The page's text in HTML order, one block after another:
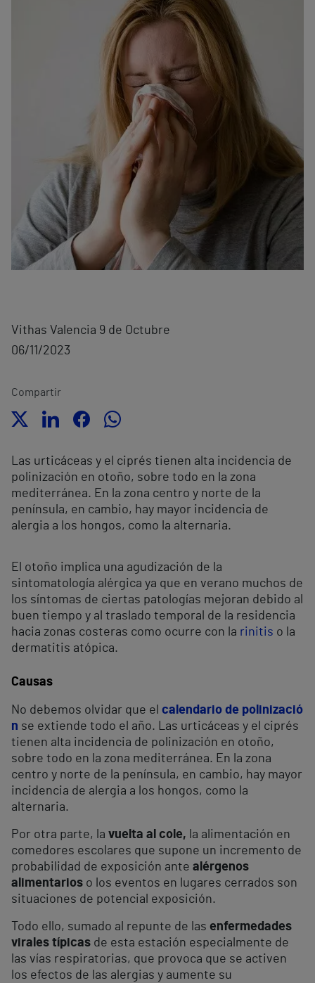
Vithas Valencia 9 de Octubre
06/11/2023
Compartir
Las urticáceas y el ciprés tienen alta incidencia de
polinización en otoño, sobre todo en la zona
mediterránea. En la zona centro y norte de la
península, en cambio, hay mayor incidencia de
alergia a los hongos, como la alternaria.
El otoño implica una agudización de la
sintomatología alérgica ya que en verano muchos de
los síntomas de ciertas patologías mejoran debido al
buen tiempo y al traslado temporal de la residencia
hacia zonas costeras como ocurre con la rinitis o la
dermatitis atópica.
Causas
No debemos olvidar que el calendario de polinizació
n se extiende todo el año. Las urticáceas y el ciprés
tienen alta incidencia de polinización en otoño,
sobre todo en la zona mediterránea. En la zona
centro y norte de la península, en cambio, hay mayor
incidencia de alergia a los hongos, como la
alternaria.
Por otra parte, la vuelta al cole, la alimentación en
comedores escolares que supone un incremento de
probabilidad de exposición ante alérgenos
alimentarios o los eventos en lugares cerrados son
situaciones de potencial exposición.
Todo ello, sumado al repunte de las enfermedades
virales típicas de esta estación especialmente de
las vías respiratorias, que provoca que se activen
los efectos de las alergias y aumente su